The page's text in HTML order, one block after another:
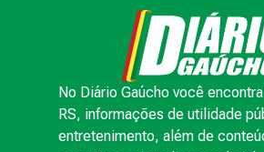
No Diário Gaúcho você
RS, informações de utilidade
entretenimento, além de